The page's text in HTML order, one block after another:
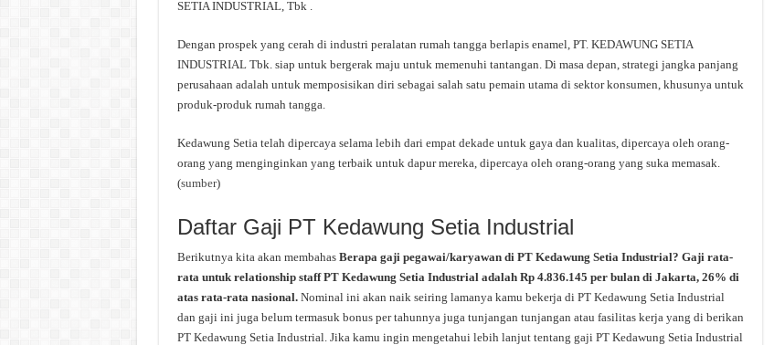
SETIA INDUSTRIAL, Tbk .
Dengan prospek yang cerah di industri peralatan rumah tangga berlapis enamel, PT. KEDAWUNG SETIA
INDUSTRIAL Tbk. siap untuk bergerak maju untuk memenuhi tantangan. Di masa depan, strategi jangka panjang
perusahaan adalah untuk memposisikan diri sebagai salah satu pemain utama di sektor konsumen, khusunya untuk
produk-produk rumah tangga.
Kedawung Setia telah dipercaya selama lebih dari empat dekade untuk gaya dan kualitas, dipercaya oleh orang-
orang yang menginginkan yang terbaik untuk dapur mereka, dipercaya oleh orang-orang yang suka memasak.
(sumber)
Daftar Gaji PT Kedawung Setia Industrial
Berikutnya kita akan membahas Berapa gaji pegawai/karyawan di PT Kedawung Setia Industrial? Gaji rata-
rata untuk relationship staff PT Kedawung Setia Industrial adalah Rp 4.836.145 per bulan di Jakarta, 26% di
atas rata-rata nasional. Nominal ini akan naik seiring lamanya kamu bekerja di PT Kedawung Setia Industrial
dan gaji ini juga belum termasuk bonus per tahunnya juga tunjangan tunjangan atau fasilitas kerja yang di berikan
PT Kedawung Setia Industrial. Jika kamu ingin mengetahui lebih lanjut tentang gaji PT Kedawung Setia Industrial